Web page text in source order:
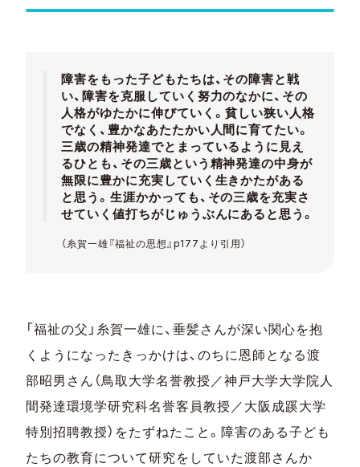
障害をもった子どもたちは、その障害と戦
い、障害を克服していく努力のなかに、その
人格がゆたかに伸びていく。貧しい狭い人格
でなく、豊かなあたたかい人間に育てたい。
三歳の精神発達でとまっているように見え
るひとも、その三歳という精神発達の中身が
無限に豊かに充実していく生きかたがある
と思う。生涯かかっても、その三歳を充実さ
せていく値打ちがじゅうぶんにあると思う。
（糸賀一雄『福祉の思想』p177より引用）
「福祉の父」糸賀一雄に、垂髪さんが深い関心を抱
くようになったきっかけは、のちに恩師となる渡
部昭男さん（鳥取大学名誉教授／神戸大学大学院人
間発達環境学研究科名誉客員教授／大阪成蹊大学
特別招聘教授）をたずねたこと。障害のある子ども
たちの教育について研究をしていた渡部さんか